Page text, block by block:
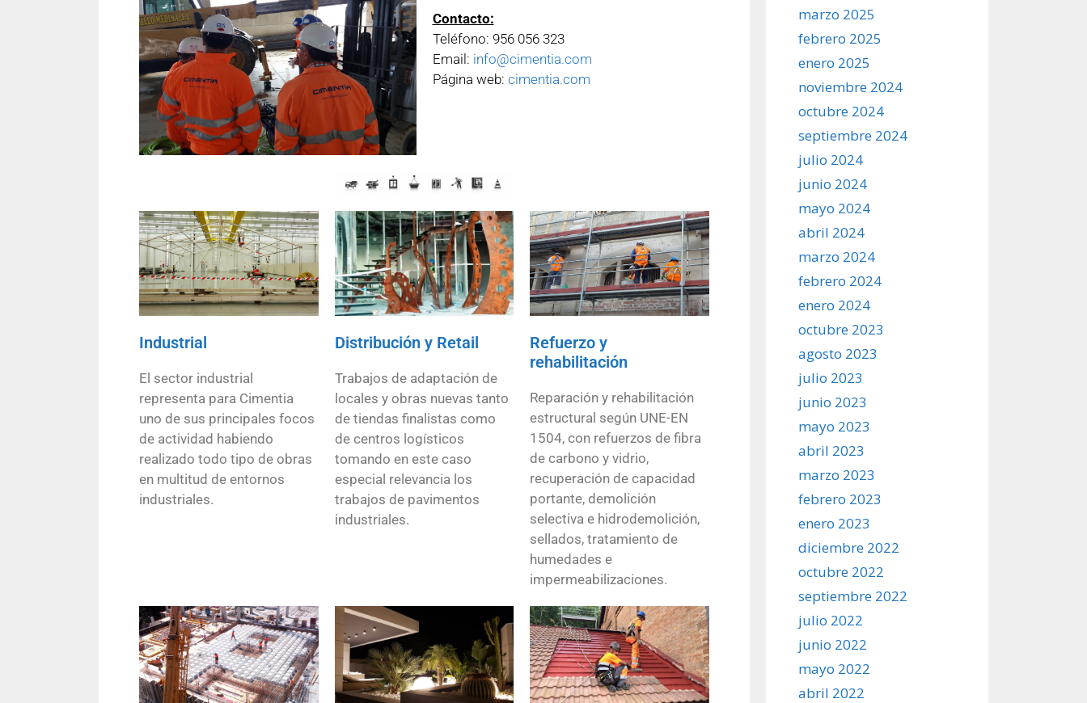
Contacto:
Teléfono: 956 056 323
Email: info@cimentia.com
Página web: cimentia.com
Industrial
El sector industrial
representa para Cimentia
uno de sus principales focos
de actividad habiendo
realizado todo tipo de obras
en multitud de entornos
industriales.
Distribución y Retail
Trabajos de adaptación de
locales y obras nuevas tanto
de tiendas finalistas como
de centros logísticos
tomando en este caso
especial relevancia los
trabajos de pavimentos
industriales.
Refuerzo y
rehabilitación
Reparación y rehabilitación
estructural según UNE-EN
1504, con refuerzos de fibra
de carbono y vidrio,
recuperación de capacidad
portante, demolición
selectiva e hidrodemolición,
sellados, tratamiento de
humedades e
impermeabilizaciones.
marzo 2025
febrero 2025
enero 2025
noviembre 2024
octubre 2024
septiembre 2024
julio 2024
junio 2024
mayo 2024
abril 2024
marzo 2024
febrero 2024
enero 2024
octubre 2023
agosto 2023
julio 2023
junio 2023
mayo 2023
abril 2023
marzo 2023
febrero 2023
enero 2023
diciembre 2022
octubre 2022
septiembre 2022
julio 2022
junio 2022
mayo 2022
abril 2022